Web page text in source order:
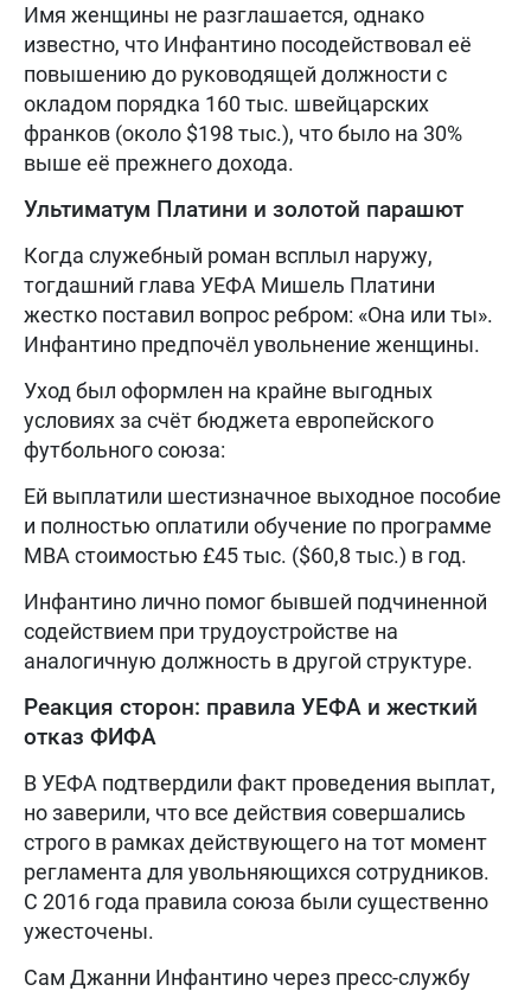
Имя женщины не разглашается, однако
известно, что Инфантино посодействовал её
повышению до руководящей должности с
окладом порядка 160 тыс. швейцарских
франков (около $198 тыс.), что было на 30%
выше её прежнего дохода.
Ультиматум Платини и золотой парашют
Когда служебный роман всплыл наружу,
тогдашний глава УЕФА Мишель Платини
жестко поставил вопрос ребром: «Она или ты».
Инфантино предпочёл увольнение женщины.
Уход был оформлен на крайне выгодных
условиях за счёт бюджета европейского
футбольного союза:
Ей выплатили шестизначное выходное пособие
и полностью оплатили обучение по программе
MBA стоимостью £45 тыс. ($60,8 тыс.) в год.
Инфантино лично помог бывшей подчиненной
содействием при трудоустройстве на
аналогичную должность в другой структуре.
Реакция сторон: правила УЕФА и жесткий
отказ ФИФА
В УЕФА подтвердили факт проведения выплат,
но заверили, что все действия совершались
строго в рамках действующего на тот момент
регламента для увольняющихся сотрудников.
С 2016 года правила союза были существенно
ужесточены.
Сам Джанни Инфантино через пресс-службу